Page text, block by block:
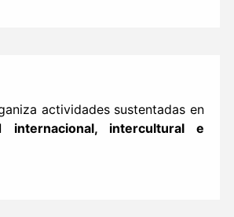
actividades sustentadas en
internacional, intercultural e